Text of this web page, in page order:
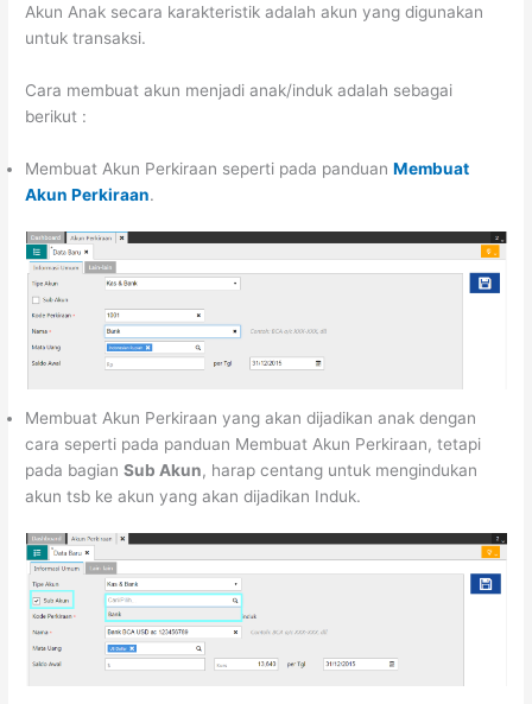
Akun Anak secara karakteristik adalah akun yang digunakan
untuk transaksi.
Cara membuat akun menjadi anak/induk adalah sebagai
berikut :
Membuat Akun Perkiraan seperti pada panduanMembuat
Akun Perkiraan.
Membuat Akun Perkiraan yang akan dijadikan anak dengan
cara seperti pada panduan Membuat Akun Perkiraan, tetapi
pada bagianSub Akun, harap centang untuk mengindukan
akun tsb ke akun yang akan dijadikan Induk.